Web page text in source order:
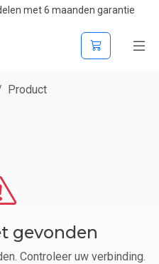
met 6 maanden garantie
Product
gevonden
Controleer uw verbinding.